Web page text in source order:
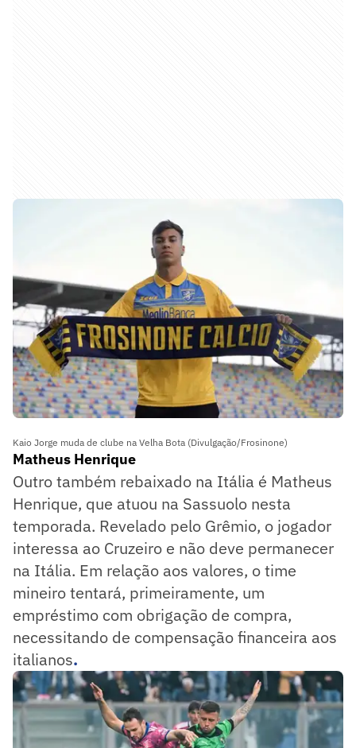
Kaio Jorge muda de clube na Velha Bota (Divulgação/Frosinone)
Matheus Henrique
Outro também rebaixado na Itália é Matheus
Henrique, que atuou na Sassuolo nesta
temporada. Revelado pelo Grêmio, o jogador
interessa ao Cruzeiro e não deve permanecer
na Itália. Em relação aos valores, o time
mineiro tentará, primeiramente, um
empréstimo com obrigação de compra,
necessitando de compensação financeira aos
italianos.